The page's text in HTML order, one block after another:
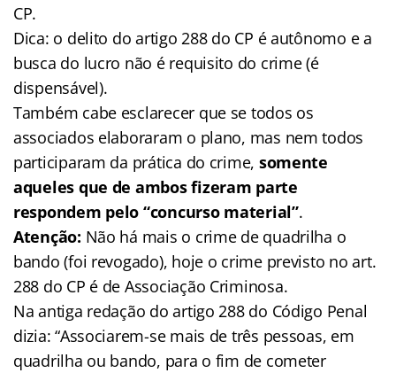
CP.
Dica: o delito do artigo 288 do CP é autônomo e a
busca do lucro não é requisito do crime (é
dispensável).
Também cabe esclarecer que se todos os
associados elaboraram o plano, mas nem todos
participaram da prática do crime, somente
aqueles que de ambos fizeram parte
respondem pelo “concurso material”.
Atenção: Não há mais o crime de quadrilha o
bando (foi revogado), hoje o crime previsto no art.
288 do CP é de Associação Criminosa.
Na antiga redação do artigo 288 do Código Penal
dizia: “Associarem-se mais de três pessoas, em
quadrilha ou bando, para o fim de cometer